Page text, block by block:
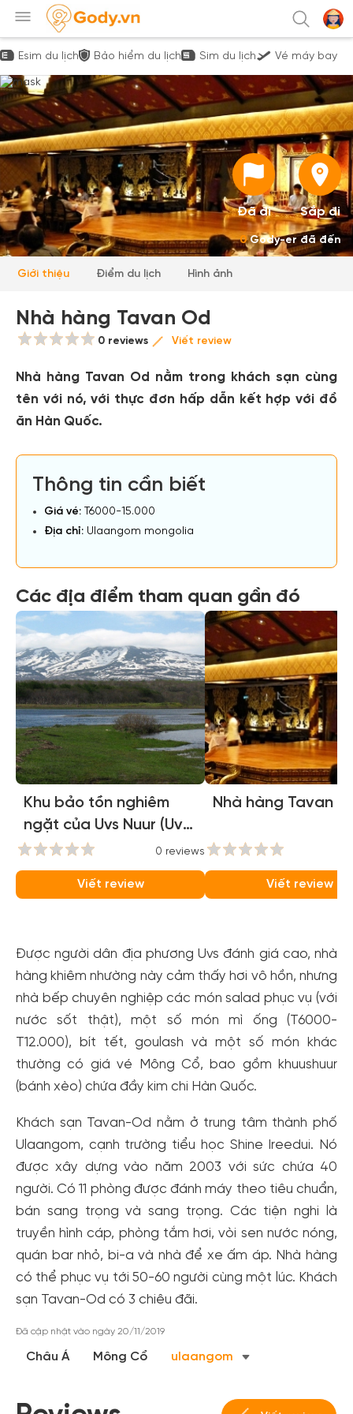
Esim du lịch Bảo hiểm du lịch Sim du lịch Vé máy bay
Đã đi Sắp đi
0Gody-er đã đến
Giới thiệu Điểm du lịch Hình ảnh
Nhà hàng Tavan Od
0 reviews Viết review
Nhà hàng Tavan Od nằm trong khách sạn cùng
tên với nó, với thực đơn hấp dẫn kết hợp với đồ
ăn Hàn Quốc.
Thông tin cần biết
Giá vé: T6000-15.000
Địa chỉ: Ulaangom mongolia
Các địa điểm tham quan gần đó
Khu bảo tồn nghiêm
ngặt của Uvs Nuur (Uvs
Nuur Basin)
0 reviews
Viết review
Nhà hàng Tavan
Viết review
Được người dân địa phương Uvs đánh giá cao, nhà
hàng khiêm nhường này cảm thấy hơi vô hồn, nhưng
nhà bếp chuyên nghiệp các món salad phục vụ (với
nước sốt thật), một số món mì ống (T6000-
T12.000), bít tết, goulash và một số món khác
thường có giá vé Mông Cổ, bao gồm khuushuur
(bánh xèo) chứa đầy kim chi Hàn Quốc.
Khách sạn Tavan-Od nằm ở trung tâm thành phố
Ulaangom, cạnh trường tiểu học Shine Ireedui. Nó
được xây dựng vào năm 2003 với sức chứa 40
người. Có 11 phòng được đánh máy theo tiêu chuẩn,
bán sang trọng và sang trọng. Các tiện nghi là
truyền hình cáp, phòng tắm hơi, vòi sen nước nóng,
quán bar nhỏ, bi-a và nhà để xe ấm áp. Nhà hàng
có thể phục vụ tới 50-60 người cùng một lúc. Khách
sạn Tavan-Od có 3 chiêu đãi.
Đã cập nhật vào ngày 20/11/2019
Châu Á Mông Cổ ulaangom
Tạo tài khoản nhanh - nhận nhiều ưu
đãi!
Tạo tài khoản để có thể
dành cho thành viên đến từ các đối tác của Gody.vn dành
Hoặc đăng nhập bằng